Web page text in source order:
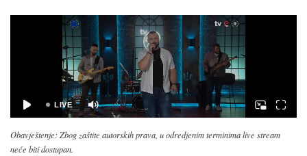
Obavještenje: Zbog zaštite autorskih prava, u odredjenim terminima live stream
neće biti dostupan.